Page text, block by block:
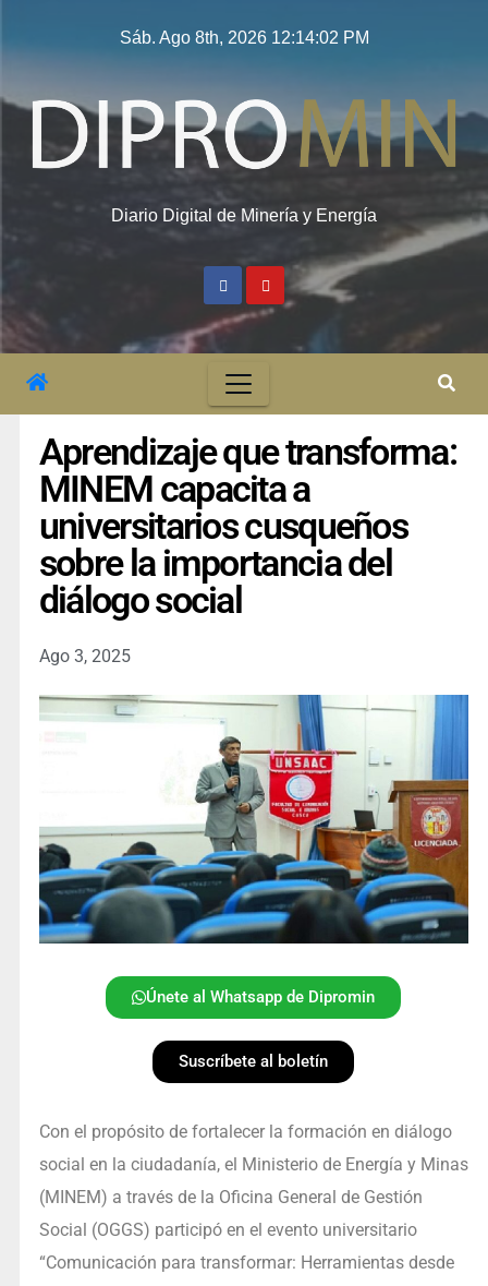
Sáb. Ago 8th, 2026 12:14:03 PM
Diario Digital de Minería y Energía
Aprendizaje que transforma:
MINEM capacita a
universitarios cusqueños
sobre la importancia del
diálogo social
Ago 3, 2025
Únete al Whatsapp de Dipromin
Suscríbete al boletín
Con el propósito de fortalecer la formación en diálogo
social en la ciudadanía, el Ministerio de Energía y Minas
(MINEM) a través de la Oficina General de Gestión
Social (OGGS) participó en el evento universitario
“Comunicación para transformar: Herramientas desde